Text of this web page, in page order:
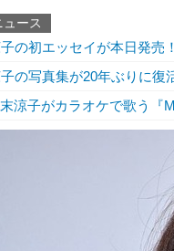
ュース
の初エッセイが本日発売
の写真集が20年ぶりに復
涼子がカラオケで歌う『